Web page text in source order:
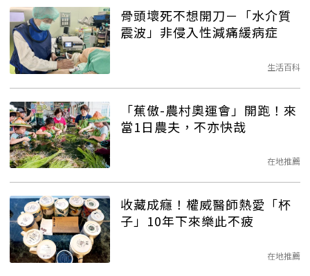
骨頭壞死不想開刀－「水介質
震波」非侵入性減痛緩病症
生活百科
「蕉傲-農村奧運會」開跑！來
當1日農夫，不亦快哉
在地推薦
收藏成癮！權威醫師熱愛「杯
子」10年下來樂此不疲
在地推薦